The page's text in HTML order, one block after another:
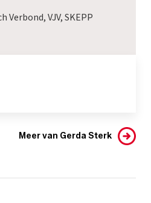
Verbond, VJV, SKEPP
Meer van Gerda Sterk